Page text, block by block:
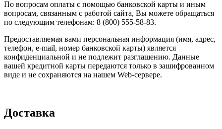
По вопросам оплаты с помощью банковской карты и иным
вопросам, связанным с работой сайта, Вы можете обращаться
по следующим телефонам: 8 (800) 555-58-83.
Предоставляемая вами персональная информация (имя, адрес,
телефон, e-mail, номер банковской карты) является
конфиденциальной и не подлежит разглашению. Данные
вашей кредитной карты передаются только в зашифрованном
виде и не сохраняются на нашем Web-сервере.
Доставка